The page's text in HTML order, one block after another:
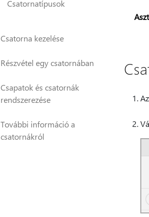
Csatornatípusok
Csatorna kezelése
Részvétel egy csatornában
Csapatok és csatornák
rendszerezése
További információ a
csatornákról